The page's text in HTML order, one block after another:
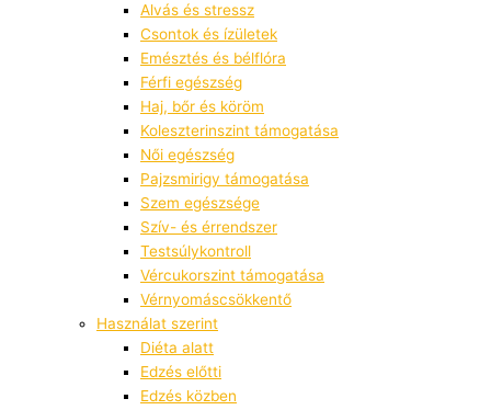
Alvás és stressz
Csontok és ízületek
Emésztés és bélflóra
Férfi egészség
Haj, bőr és köröm
Koleszterinszint támogatása
Női egészség
Pajzsmirigy támogatása
Szem egészsége
Szív- és érrendszer
Testsúlykontroll
Vércukorszint támogatása
Vérnyomáscsökkentő
Használat szerint
Diéta alatt
Edzés előtti
Edzés közben